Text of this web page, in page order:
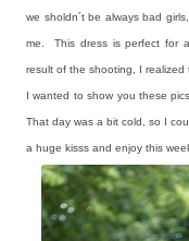
we sholdn´t be always bad
me. This dress is perfect for
result of the shooting, I realized
I wanted to show you these
That day was a bit cold, so I
a huge kisss and enjoy this